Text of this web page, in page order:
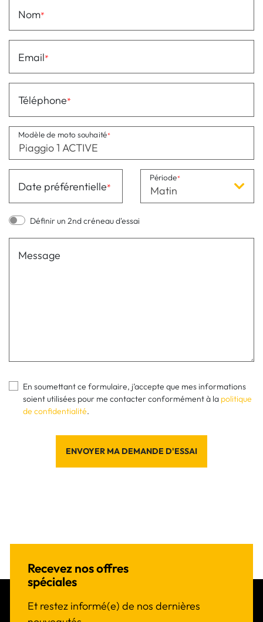
Nom
Email
Téléphone
Modèle de moto souhaité
Date préférentielle Matin
Période
Définir un 2nd créneau d'essai
Message
En soumettant ce formulaire, j’accepte que mes informations
soient utilisées pour me contacter conformément à la politique
de confidentialité.
ENVOYER MA DEMANDE D'ESSAI
Recevez nos offres
spéciales
Et restez informé(e) de nos dernières